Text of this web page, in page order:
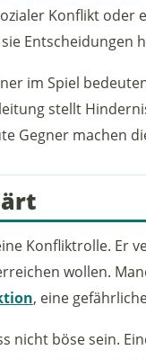
Konflikt oder
Entscheidungen
im Spiel
stellt
Gegner machen
Konfliktrolle. Er
wollen.
, eine
nicht böse sein.